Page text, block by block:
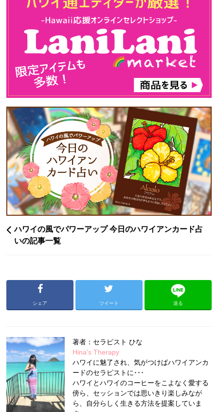
ハワイの風でパワーアップ 今日のハワイアンカード占
いの記事一覧
シェア ツイート 送る
著者：セラピスト ひな
Hina's Therapy
ハワイに魅了され、気がつけばハワイアンカ
ードのセラピストに･･･
ハワイとハワイのコーヒーをこよなく愛する
傍ら、セッションでは思いきり楽しみなが
ら、自分らしく生きる方法を提案していま